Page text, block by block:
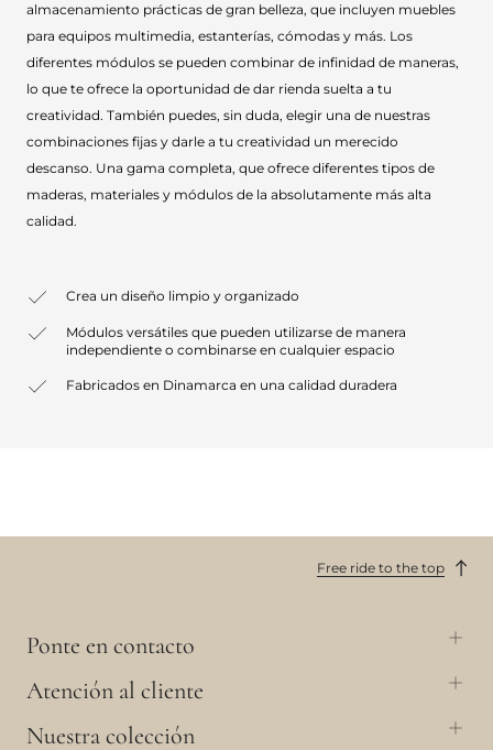
almacenamiento prácticas de gran belleza, que incluyen muebles
para equipos multimedia, estanterías, cómodas y más. Los
diferentes módulos se pueden combinar de infinidad de maneras,
lo que te ofrece la oportunidad de dar rienda suelta a tu
creatividad. También puedes, sin duda, elegir una de nuestras
combinaciones fijas y darle a tu creatividad un merecido
descanso. Una gama completa, que ofrece diferentes tipos de
maderas, materiales y módulos de la absolutamente más alta
calidad.
Crea un diseño limpio y organizado
Módulos versátiles que pueden utilizarse de manera
independiente o combinarse en cualquier espacio
Fabricados en Dinamarca en una calidad duradera
Free ride to the top
Ponte en contacto
Atención al cliente
Nuestra colección